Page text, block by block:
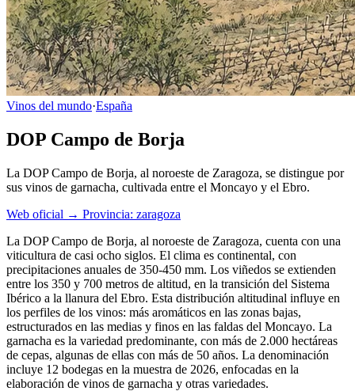
Vinos del mundo·España
DOP Campo de Borja
La DOP Campo de Borja, al noroeste de Zaragoza, se distingue por
sus vinos de garnacha, cultivada entre el Moncayo y el Ebro.
Web oficial → Provincia: zaragoza
La DOP Campo de Borja, al noroeste de Zaragoza, cuenta con una
viticultura de casi ocho siglos. El clima es continental, con
precipitaciones anuales de 350-450 mm. Los viñedos se extienden
entre los 350 y 700 metros de altitud, en la transición del Sistema
Ibérico a la llanura del Ebro. Esta distribución altitudinal influye en
los perfiles de los vinos: más aromáticos en las zonas bajas,
estructurados en las medias y finos en las faldas del Moncayo. La
garnacha es la variedad predominante, con más de 2.000 hectáreas
de cepas, algunas de ellas con más de 50 años. La denominación
incluye 12 bodegas en la muestra de 2026, enfocadas en la
elaboración de vinos de garnacha y otras variedades.